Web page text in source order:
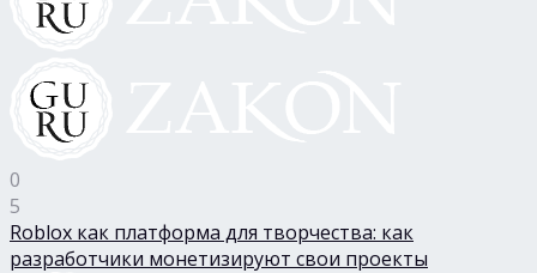
0
5
Roblox как платформа для творчества: как
разработчики монетизируют свои проекты